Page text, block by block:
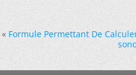
« Formule Permettant De